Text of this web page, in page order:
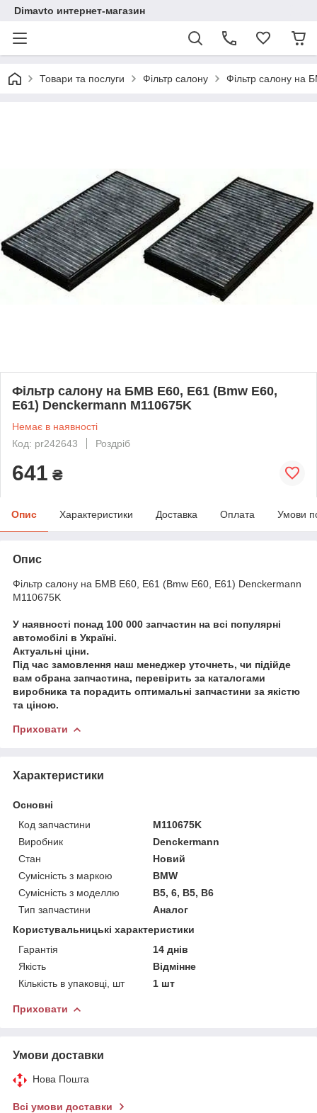
Dimavto интернет-магазин
Товари та послуги Фільтр салону Фільтр салону на
Фільтр салону на БМВ Е60, Е61 (Bmw E60,
E61) Denckermann M110675K
Немає в наявності
Код: pr242643
Роздріб
641 ₴
Опис Характеристики Доставка Оплата Умови
Опис
Фільтр салону на БМВ Е60, Е61 (Bmw E60, E61) Denckermann
M110675K
У наявності понад 100 000 запчастин на всі популярні
автомобілі в Україні.
Актуальні ціни.
Під час замовлення наш менеджер уточнеть, чи підійде
вам обрана запчастина, перевірить за каталогами
виробника та порадить оптимальні запчастини за якістю
та ціною.
Приховати
Характеристики
Основні
Код запчастини
M110675K
Виробник
Denckermann
Стан
Новий
Сумісність з маркою
BMW
Сумісність з моделлю
B5, 6, B5, B6
Тип запчастини
Аналог
Користувальницькі характеристики
Гарантія
14 днів
Якість
Відмінне
Кількість в упаковці, шт
1 шт
Приховати
Умови доставки
Нова Пошта
Всі умови доставки